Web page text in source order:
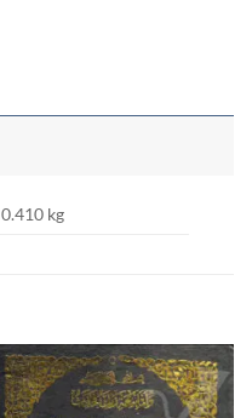
0.410 kg